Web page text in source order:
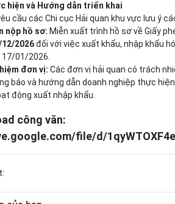
hiện và Hướng dẫn triển khai
cầu các Chi cục Hải quan khu vực lưu ý
nộp hồ sơ: Miễn xuất trình hồ sơ về Giấy
2026đối với việc xuất khẩu, nhập khẩu
17/01/2026.
đơn vị: Các đơn vị hải quan có trách
báo và hướng dẫn doanh nghiệp thực
động xuất nhập khẩu.
công văn:
file/d/